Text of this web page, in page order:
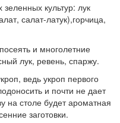
культур: лук
салат-латук),горчица,
и многолетние
лук, ревень, спаржу.
ведь укроп первого
и почти не дает
на столе будет ароматная
заготовки.